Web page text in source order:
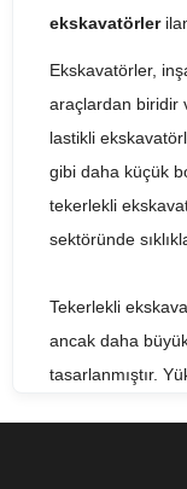
ekskavatörler
Ekskavatörler,
araçlardan biridir
lastikli
gibi daha küçük
tekerlekli
sektöründe
Tekerlekli
ancak daha
tasarlanmıştır.